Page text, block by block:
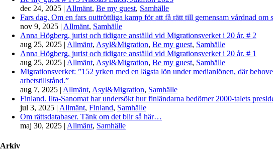
dec 24, 2025 | Allmänt, Be my guest, Samhälle
Fars dag. Om en fars outtröttliga kamp för att få rätt till gemensam vårdnad om
nov 9, 2025 | Allmänt, Samhälle
Anna Högberg, jurist och tidigare anställd vid Migrationsverket i 20 år. # 2
aug 25, 2025 | Allmänt, Asyl&Migration, Be my guest, Samhälle
Anna Högberg, jurist och tidigare anställd vid Migrationsverket i 20 år. # 1
aug 25, 2025 | Allmänt, Asyl&Migration, Be my guest, Samhälle
Migrationsverket: ”152 yrken med en lägsta lön under medianlönen, där
arbetstillstånd.”
aug 7, 2025 | Allmänt, Asyl&Migration, Samhälle
Finland. Ilta-Sanomat har undersökt hur finländarna bedömer 2000-talets
jul 3, 2025 | Allmänt, Finland, Samhälle
Om rättsdatabaser. Tänk om det blir så här…
maj 30, 2025 | Allmänt, Samhälle
Arkiv